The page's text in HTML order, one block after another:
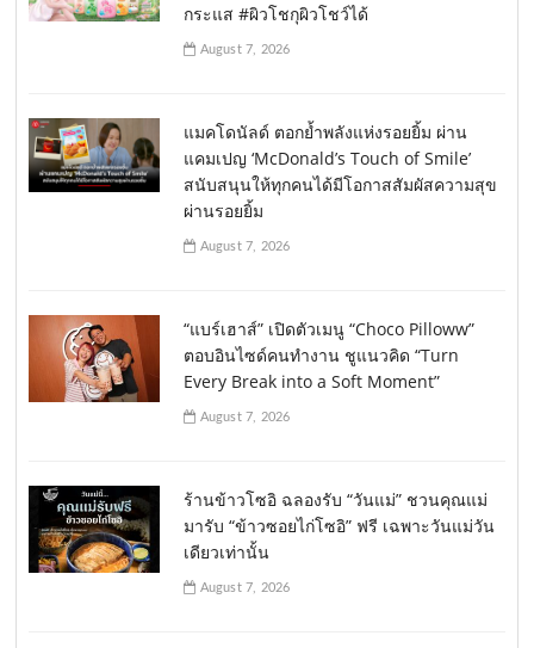
กระแส #ผิวโชกุผิวโชว์ได้
August 7, 2026
แมคโดนัลด์ ตอกย้ำพลังแห่งรอยยิ้ม ผ่าน
แคมเปญ ‘McDonald’s Touch of Smile’
สนับสนุนให้ทุกคนได้มีโอกาสสัมผัสความสุข
ผ่านรอยยิ้ม
August 7, 2026
“แบร์เฮาส์” เปิดตัวเมนู “Choco Pilloww”
ตอบอินไซด์คนทำงาน ชูแนวคิด “Turn
Every Break into a Soft Moment”
August 7, 2026
ร้านข้าวโซอิ ฉลองรับ “วันแม่” ชวนคุณแม่
มารับ “ข้าวซอยไก่โซอิ” ฟรี เฉพาะวันแม่วัน
เดียวเท่านั้น
August 7, 2026